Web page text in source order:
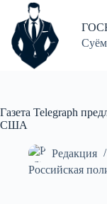
Перейти
сути
Суём
Газета Telegraph
США
Редакция
Российская